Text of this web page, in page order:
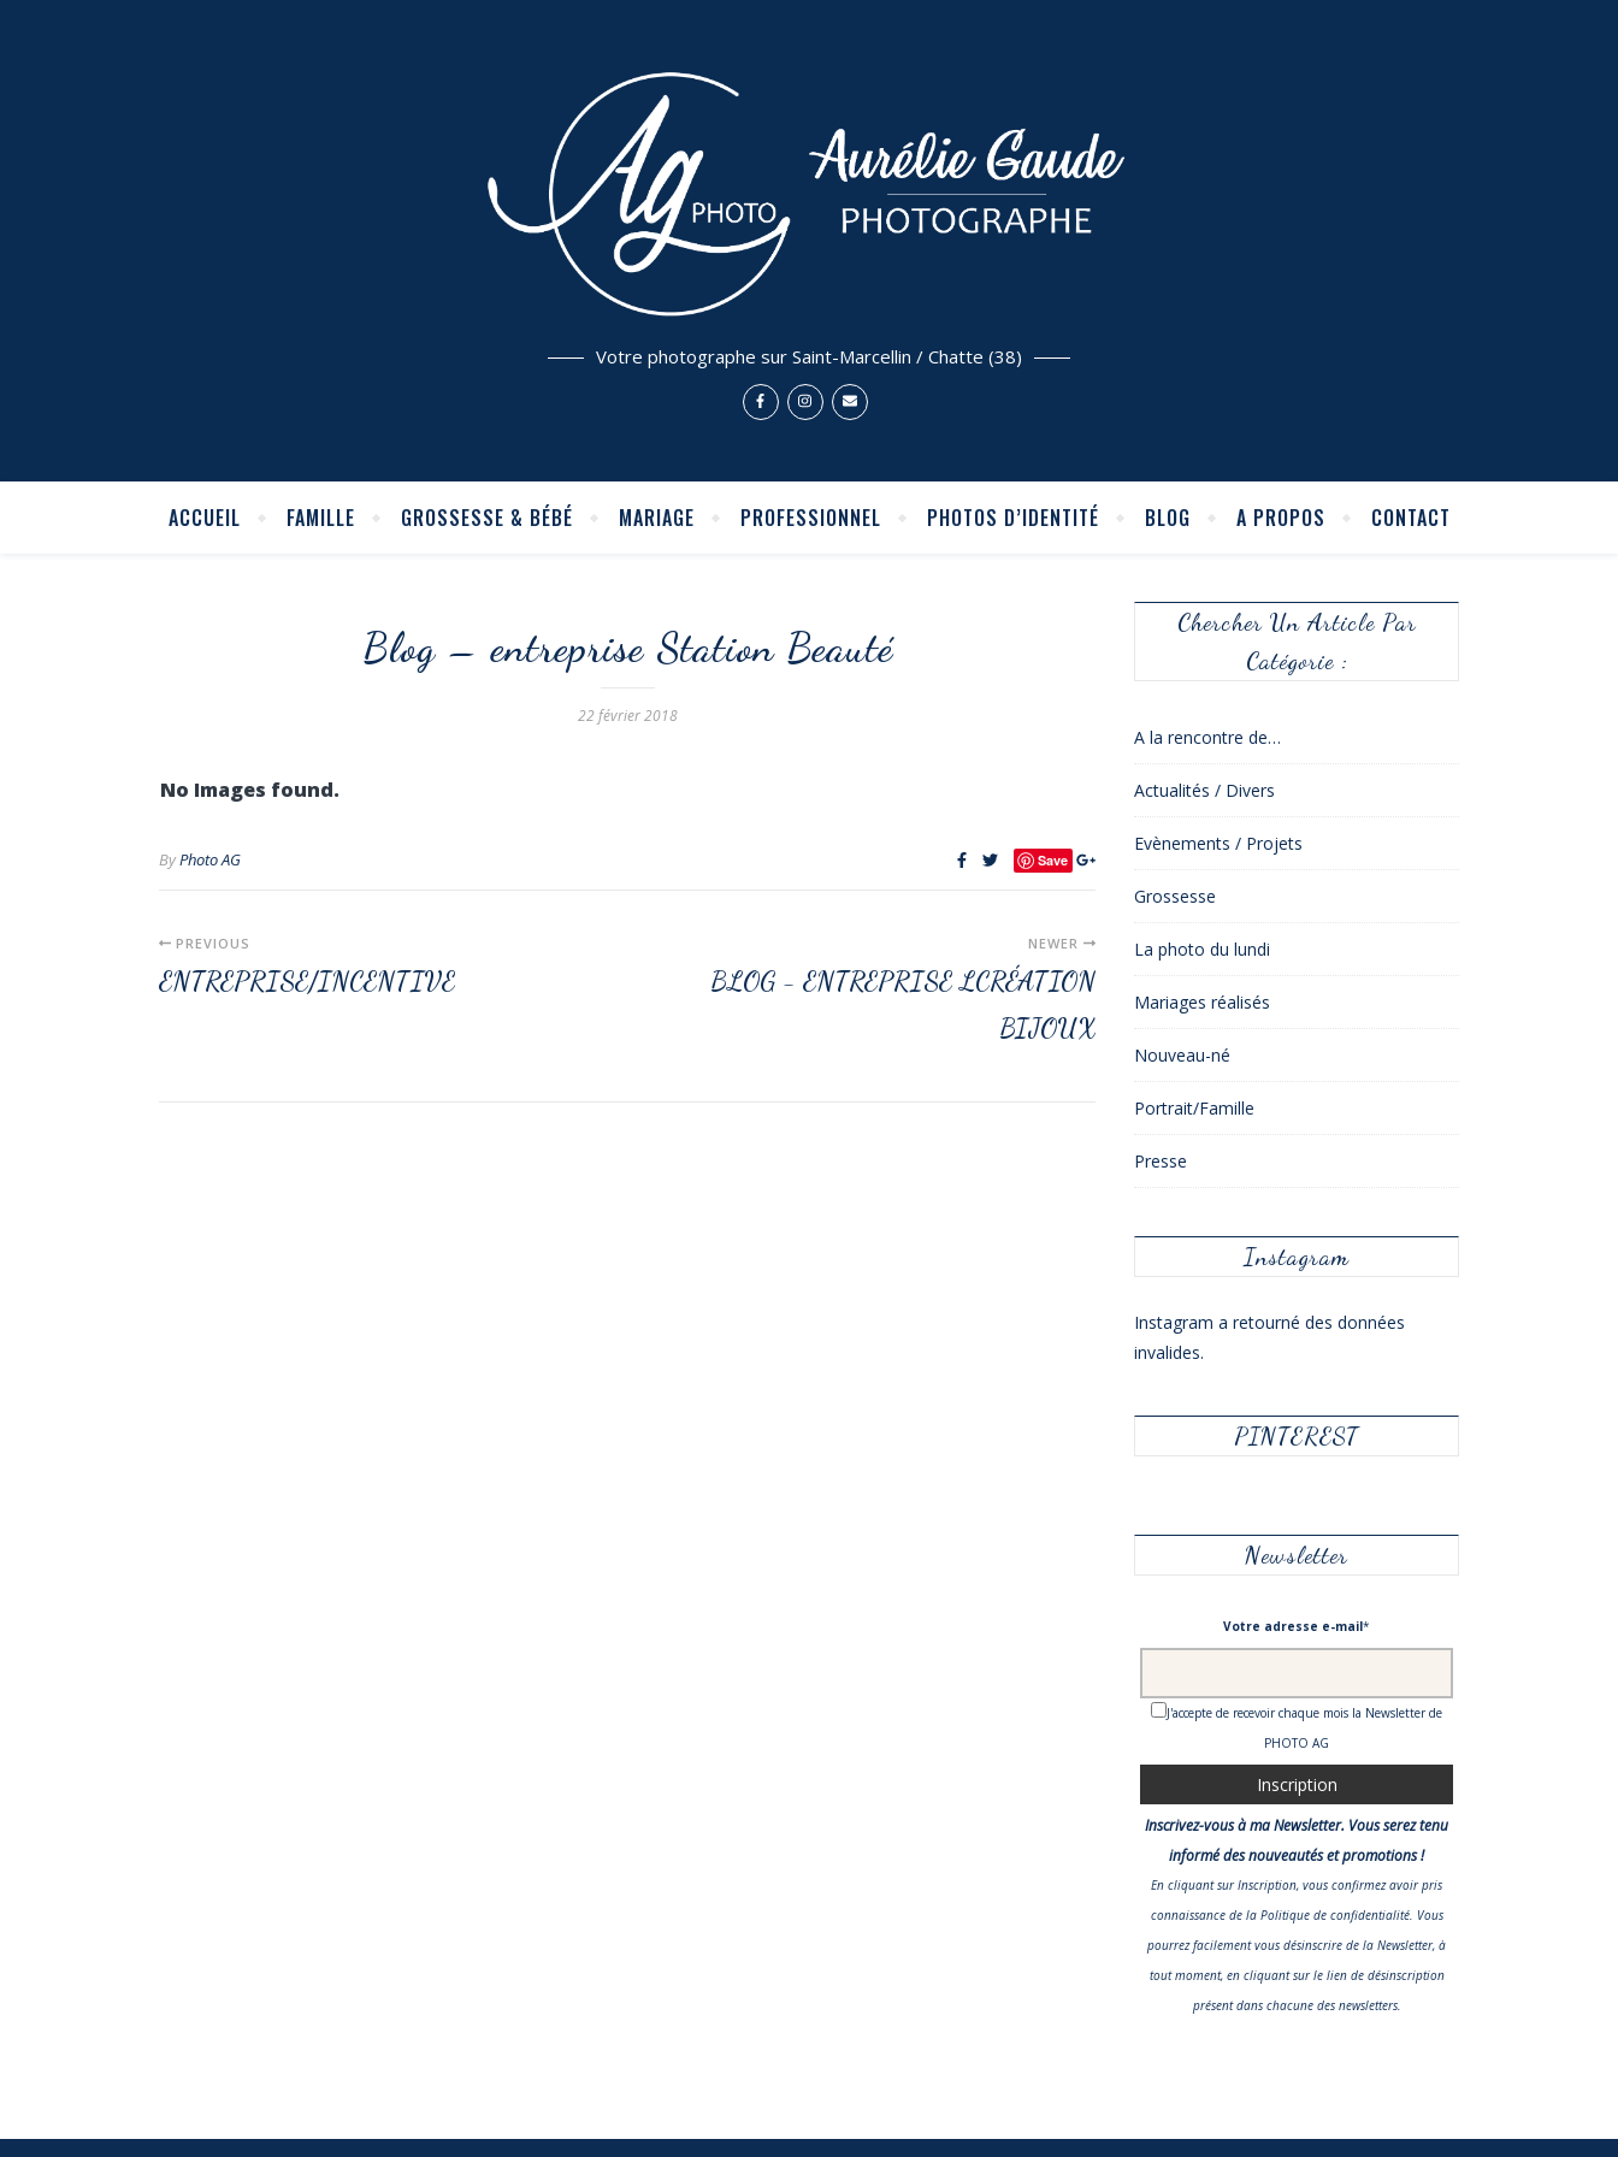
Votre photographe sur Saint-Marcellin / Chatte (38)
ACCUEIL FAMILLE GROSSESSE & BÉBÉ MARIAGE PROFESSIONNEL PHOTOS D’IDENTITÉ BLOG A PROPOS CONTACT
Blog – entreprise Station Beauté
22 février 2018
No Images found.
ByPhoto AG Save
PREVIOUS
ENTREPRISE/INCENTIVE
NEWER
BLOG - ENTREPRISE LCRÉATION
BIJOUX
Chercher Un Article Par
Catégorie :
A la rencontre de…
Actualités / Divers
Evènements / Projets
Grossesse
La photo du lundi
Mariages réalisés
Nouveau-né
Portrait/Famille
Presse
Instagram
Instagram a retourné des données
invalides.
PINTEREST
Newsletter
Votre adresse e-mail*
J'accepte de recevoir chaque mois la Newsletter de
PHOTO AG
Inscrivez-vous à ma Newsletter. Vous serez tenu
informé des nouveautés et promotions !
En cliquant sur Inscription, vous confirmez avoir pris
connaissance de la Politique de confidentialité. Vous
pourrez facilement vous désinscrire de la Newsletter, à
tout moment, en cliquant sur le lien de désinscription
présent dans chacune des newsletters.